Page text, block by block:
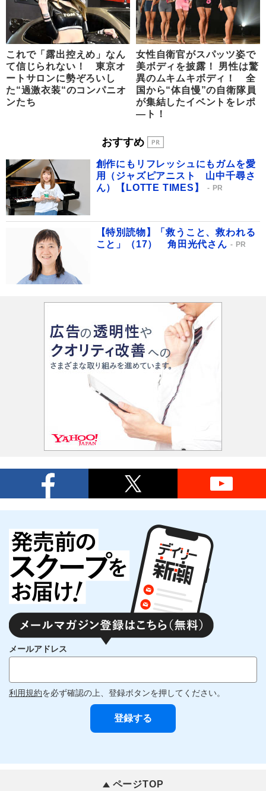
これで「露出控えめ」なん
て信じられない！ 東京オ
ートサロンに勢ぞろいし
た“過激衣装“のコンパニオ
ンたち
女性自衛官がスパッツ姿で
美ボディを披露！ 男性は驚
異のムキムキボディ！ 全
国から“体自慢”の自衛隊員
が集結したイベントをレポ
―ト！
おすすめ
創作にもリフレッシュにもガムを愛
用（ジャズピアニスト 山中千尋さ
ん）【LOTTE TIMES】
PR
【特別読物】「救うこと、救われる
こと」（17） 角田光代さん
PR
メールアドレス
利用規約を必ず確認の上、登録ボタンを押してください。
ページTOP